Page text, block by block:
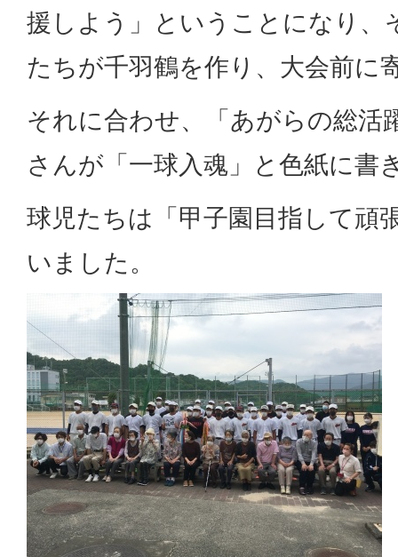
援しよう」ということになり、
たちが千羽鶴を作り、大会前に
それに合わせ、「あがらの総活
さんが「一球入魂」と色紙に書
球児たちは「甲子園目指して頑
いました。